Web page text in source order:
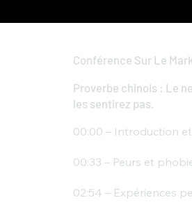
Conférence Sur Le
Proverbe chinois : Le
les sentirez pas.
00:00 – Introduction et
00:33 – Peurs et
02:54 – Expériences